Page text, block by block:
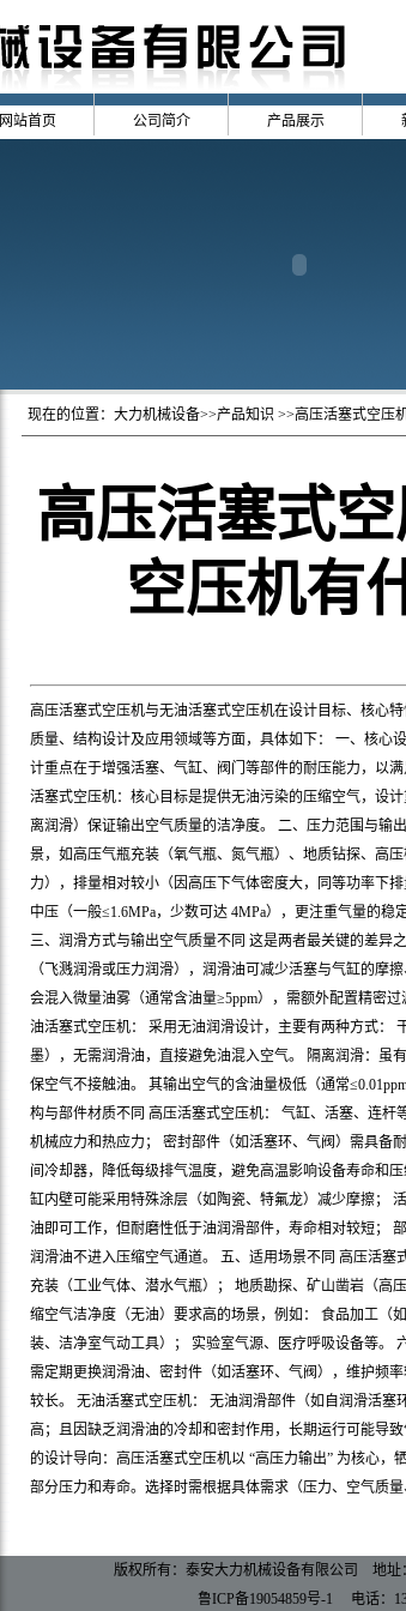
网站首页 公司简介 产品展示
现在的位置： 大力机械设备>>产品知识 >>高压活塞式空压
高压活塞式
空压机有
高压活塞式空压机与无油活塞式空压机在设计目标、核心
质量、结构设计及应用领域等方面，具体如下： 一、核心
计重点在于增强活塞、气缸、阀门等部件的耐压能力，以
活塞式空压机：核心目标是提供无油污染的压缩空气，设
离润滑）保证输出空气质量的洁净度。 二、压力范围与输
景，如高压气瓶充装（氧气瓶、氮气瓶）、地质钻探、高
力），排量相对较小（因高压下气体密度大，同等功率下
中压（一般≤1.6MPa，少数可达 4MPa），更注重气量的
三、润滑方式与输出空气质量不同 这是两者最关键的差异
（飞溅润滑或压力润滑），润滑油可减少活塞与气缸的摩
会混入微量油雾（通常含油量≥5ppm），需额外配置精密
油活塞式空压机： 采用无油润滑设计，主要有两种方式：
墨），无需润滑油，直接避免油混入空气。 隔离润滑：虽
保空气不接触油。 其输出空气的含油量极低（通常
构与部件材质不同 高压活塞式空压机： 气缸、活塞、连
机械应力和热应力； 密封部件（如活塞环、气阀）需具备
间冷却器，降低每级排气温度，避免高温影响设备寿命和
缸内壁可能采用特殊涂层（如陶瓷、特氟龙）减少摩擦；
油即可工作，但耐磨性低于油润滑部件，寿命相对较短；
润滑油不进入压缩空气通道。 五、适用场景不同 高压活
充装（工业气体、潜水气瓶）； 地质勘探、矿山凿岩（高
缩空气洁净度（无油）要求高的场景，例如： 食品加工（
装、洁净室气动工具）； 实验室气源、医疗呼吸设备等。
需定期更换润滑油、密封件（如活塞环、气阀），维护频
较长。 无油活塞式空压机： 无油润滑部件（如自润滑活
高；且因缺乏润滑油的冷却和密封作用，长期运行可能导
的设计导向：高压活塞式空压机以 “高压力输出” 为核心
部分压力和寿命。选择时需根据具体需求（压力、空气质
版权所有：泰安大力机械设备有限公司
地址
鲁ICP备19054859号-1 电话：